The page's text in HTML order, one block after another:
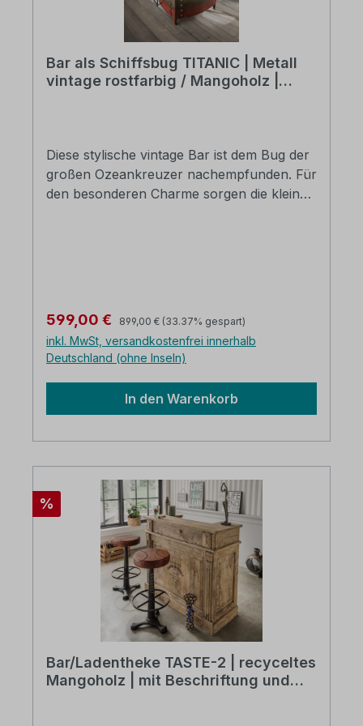
Bar als Schiffsbug TITANIC | Metall
vintage rostfarbig / Mangoholz |
Diese stylische vintage Bar ist dem Bug der
großen Ozeankreuzer nachempfunden. Für
den besonderen Charme sorgen die kleinen
Staufläche im unteren Fach. Metall vintage
rostfarbig B/H/T: ca. 100 x 104 x 53 cm die
Lieferung erfolgt in Karton verpackt
Verkaufspreis:
599,00 € Regulärer Preis:
899,00 € (33.37% gespart)
inkl. MwSt, versandkostenfrei innerhalb
Deutschland (ohne Inseln)
In den Warenkorb
Rabatt
%
Bar/Ladentheke TASTE-2 | recyceltes
Mangoholz | mit Beschriftung und